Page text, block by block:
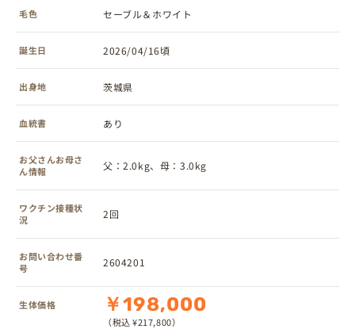
毛色 セーブル＆ホワイト
誕生日 2026/04/16頃
出身地 茨城県
血統書 あり
お父さんお母さ
ん情報
父：2.0kg、母：3.0kg
ワクチン接種状
況
2回
お問い合わせ番
号
2604201
生体価格 ￥198,000
（税込 ¥217,800）